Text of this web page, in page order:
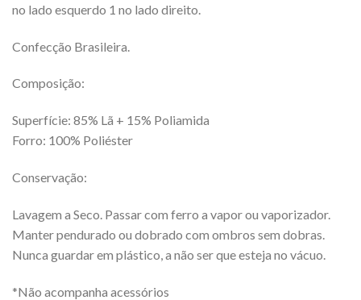
no lado esquerdo 1 no lado direito.
Confecção Brasileira.
Composição:
Superfície: 85% Lã + 15% Poliamida
Forro: 100% Poliéster
Conservação:
Lavagem a Seco. Passar com ferro a vapor ou vaporizador.
Manter pendurado ou dobrado com ombros sem dobras.
Nunca guardar em plástico, a não ser que esteja no vácuo.
*Não acompanha acessórios